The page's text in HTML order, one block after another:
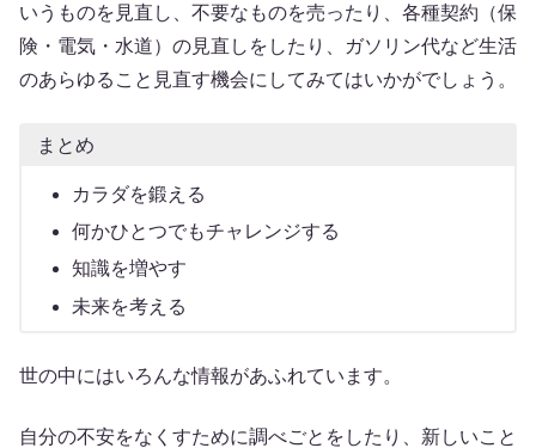
いうものを見直し、不要なものを売ったり、各種契約（保
険・電気・水道）の見直しをしたり、ガソリン代など生活
のあらゆること見直す機会にしてみてはいかがでしょう。
まとめ
カラダを鍛える
何かひとつでもチャレンジする
知識を増やす
未来を考える
世の中にはいろんな情報があふれています。
自分の不安をなくすために調べごとをしたり、新しいこと